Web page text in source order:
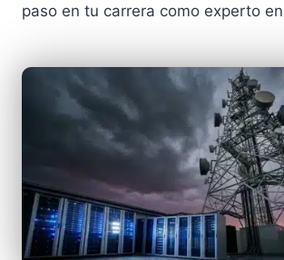
paso en tu carrera como experto